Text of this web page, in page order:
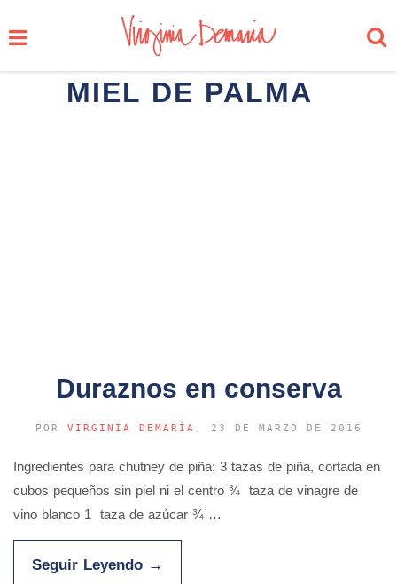
MIEL DE PALMA
Duraznos en conserva
POR VIRGINIA DEMARÍA , 23 DE MARZO DE 2016
Ingredientes para chutney de piña: 3 tazas de piña, cortada en
cubos pequeños sin piel ni el centro ¾ taza de vinagre de
vino blanco 1 taza de azúcar ¾ …
Seguir Leyendo →